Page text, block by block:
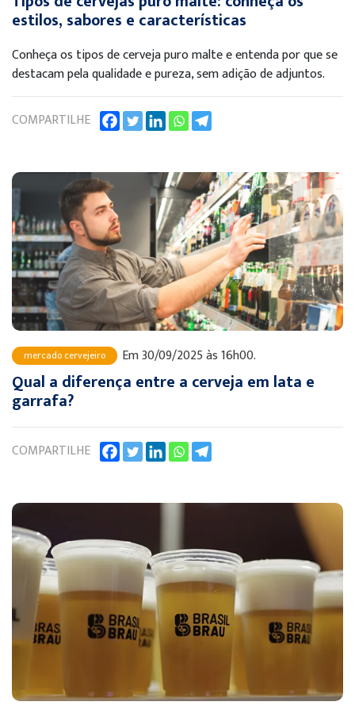
estilos, sabores e características
Conheça os tipos de cerveja puro malte e entenda por que se
destacam pela qualidade e pureza, sem adição de adjuntos.
COMPARTILHE
mercado cervejeiro Em 30/09/2025 às 16h00.
Qual a diferença entre a cerveja em lata e
garrafa?
COMPARTILHE